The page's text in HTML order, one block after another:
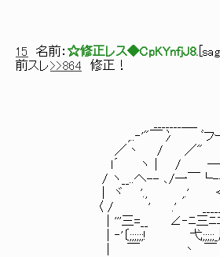
15 名前： ☆修正レス◆CpKYnfjJ8.
前スレ>>864 修正！
,..‐'"￣冫 ﾞフｰ
／丶 / ／" ﾞ
l´ ヽ│ / ――''
/ ヽ__..へ-- ､/一￣└--
| ヾ '., ,.' ＜
〈 / ' .' _____. ﾞ
│'''三=__ ∠‐ﾆ三ﾆﾆ
│‐'〔;;;;;;! 弋;;;;;_
│ ￣ 丶 ￣ /'"